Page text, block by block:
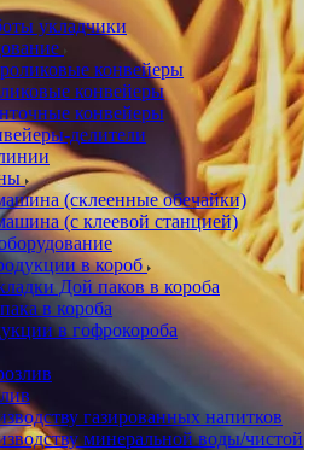
укладчики
конвейеры
конвейеры
конвейеры
делители
(склеенные обечайки)
(с клеевой станцией)
в короб
Дой паков в короба
в короба
в гофрокороба
газированных напитков
минеральной воды/чистой